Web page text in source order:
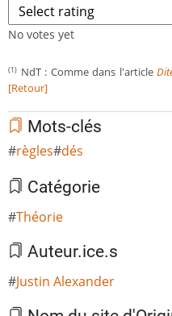
No votes yet
(1) NdT : Comme dans l'article
[Retour]
Mots-clés
règles dés
Catégorie
Théorie
Auteur.ice.s
Justin Alexander